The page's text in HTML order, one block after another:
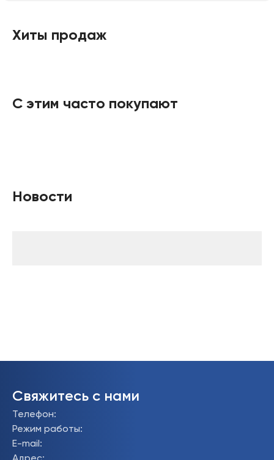
Хиты продаж
С этим часто покупают
Новости
Свяжитесь с нами
Телефон:
Режим работы:
E-mail :